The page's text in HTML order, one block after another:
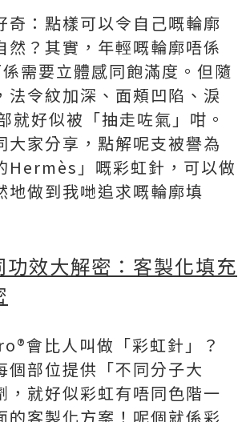
奇：點樣可以令自己嘅輪廓
然？其實，年輕嘅輪廓唔係
需要立體感同飽滿度。但隨
法令紋加深、面頰凹陷、淚
就好似被「抽走咗氣」咁。
大家分享，點解呢支被譽為
Hermès」嘅彩虹針，可以做
地做到我哋追求嘅輪廓填
功效大解密：客製化填充
會比人叫做「彩虹針」？
個部位提供「不同分子大
，就好似彩虹有唔同色階一
的客製化方案！呢個就係彩